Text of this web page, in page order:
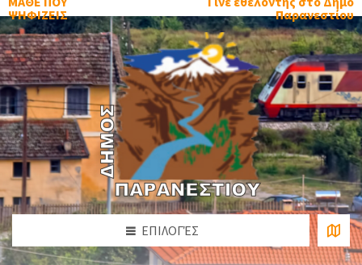
ΨΗΦΙΖΕΙΣ
Παρανεστίου
ΕΠΙΛΟΓΈΣ